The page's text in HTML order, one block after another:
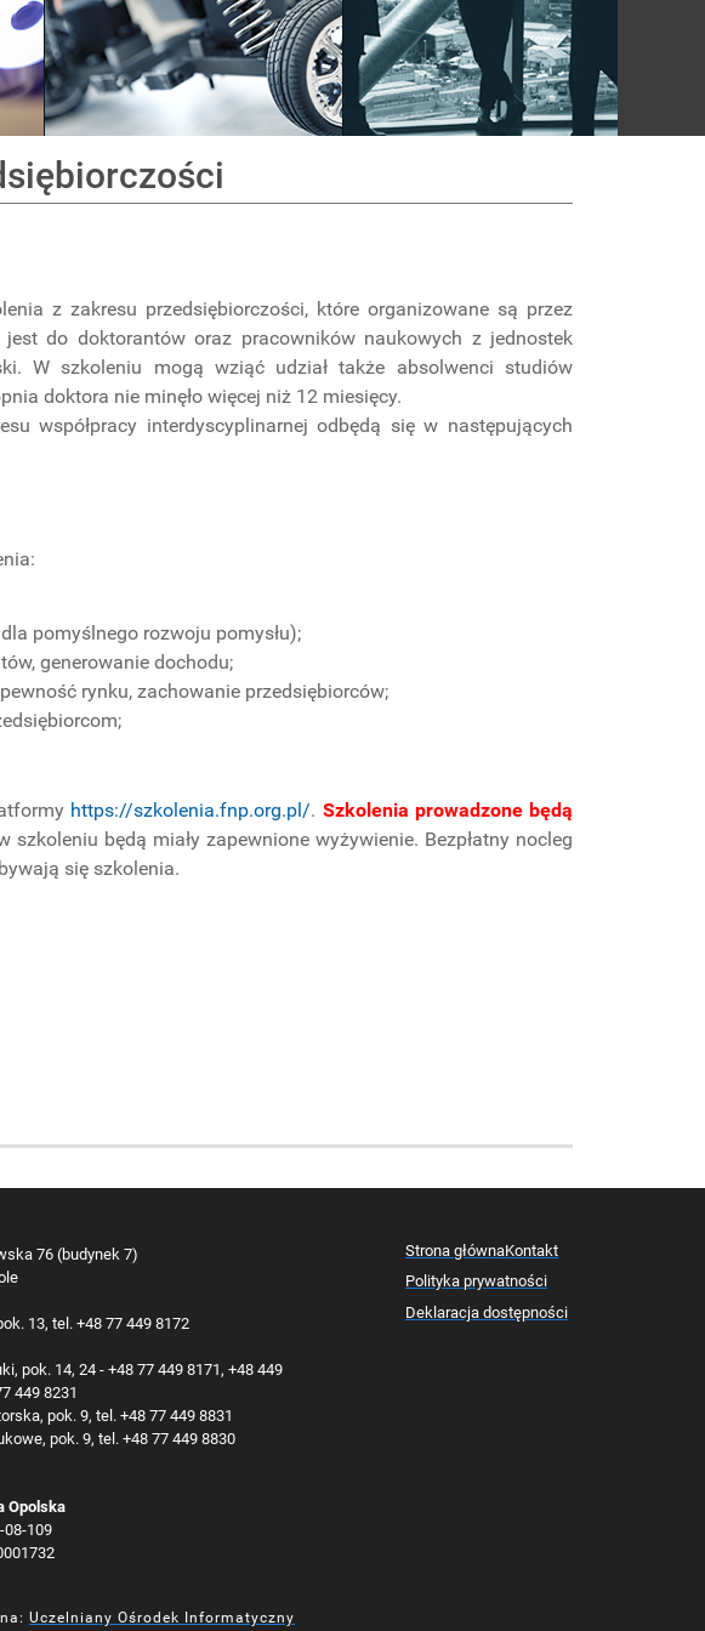
z zakresu przedsiębiorczości, które organizowane są przez
do doktorantów oraz pracowników naukowych z jednostek
W szkoleniu mogą wziąć udział także absolwenci studiów
doktora nie minęło więcej niż 12 miesięcy.
współpracy interdyscyplinarnej odbędą się w następujących
pomyślnego rozwoju pomysłu);
generowanie dochodu;
rynku, zachowanie przedsiębiorców;
https://szkolenia.fnp.org.pl/. Szkolenia prowadzone będą
szkoleniu będą miały zapewnione wyżywienie. Bezpłatny nocleg
się szkolenia.
76 (budynek 7)
13, tel. +48 77 449 8172
pok. 14, 24 - +48 77 449 8171, +48 449
449 8231
pok. 9, tel. +48 77 449 8831
pok. 9, tel. +48 77 449 8830
Opolska
08-109
Strona głównaKontakt
Polityka prywatności
Deklaracja dostępności
Uczelniany Ośrodek Informatyczny